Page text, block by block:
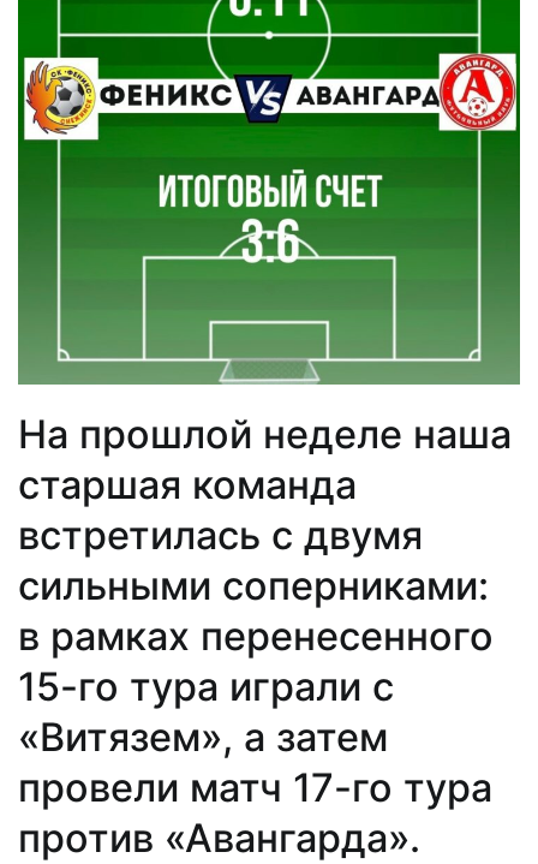
На прошлой неделе наша
старшая команда
встретилась с двумя
сильными соперниками:
в рамках перенесенного
15-го тура играли с
«Витязем», а затем
провели матч 17-го тура
против «Авангарда».